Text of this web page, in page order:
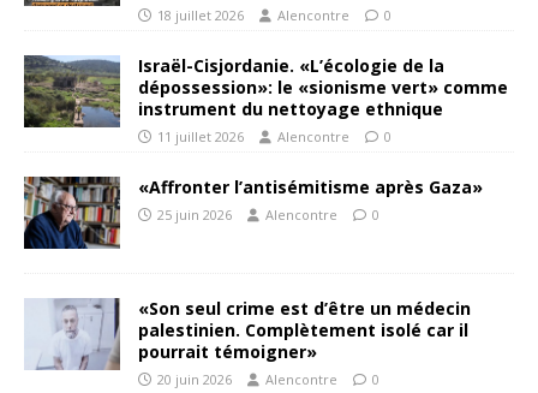
18 juillet 2026 Alencontre 0
Israël-Cisjordanie. «L’écologie de la
dépossession»: le «sionisme vert» comme
instrument du nettoyage ethnique
11 juillet 2026 Alencontre 0
«Affronter l’antisémitisme après Gaza»
25 juin 2026 Alencontre 0
«Son seul crime est d’être un médecin
palestinien. Complètement isolé car il
pourrait témoigner»
20 juin 2026 Alencontre 0